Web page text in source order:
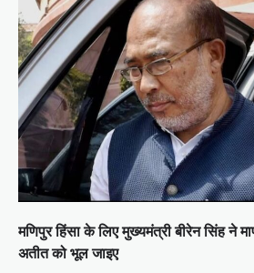
मणिपुर हिंसा के लिए मुख्यमंत्री बीरेन सिंह ने
अतीत को भूल जाइए